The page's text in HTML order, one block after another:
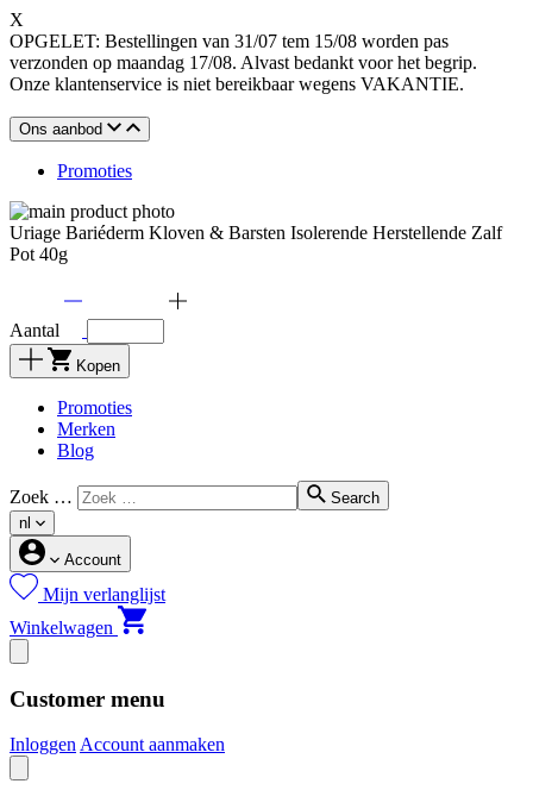
X
OPGELET: Bestellingen van 31/07 tem 15/08 worden pas
verzonden op maandag 17/08. Alvast bedankt voor het begrip.
Onze klantenservice is niet bereikbaar wegens VAKANTIE.
Ons aanbod
Promoties
Uriage Bariéderm Kloven & Barsten Isolerende Herstellende Zalf
Pot 40g
Aantal
Kopen
Promoties
Merken
Blog
Zoek …
Search
nl
Account
Mijn verlanglijst
Winkelwagen
Customer menu
InloggenAccount aanmaken